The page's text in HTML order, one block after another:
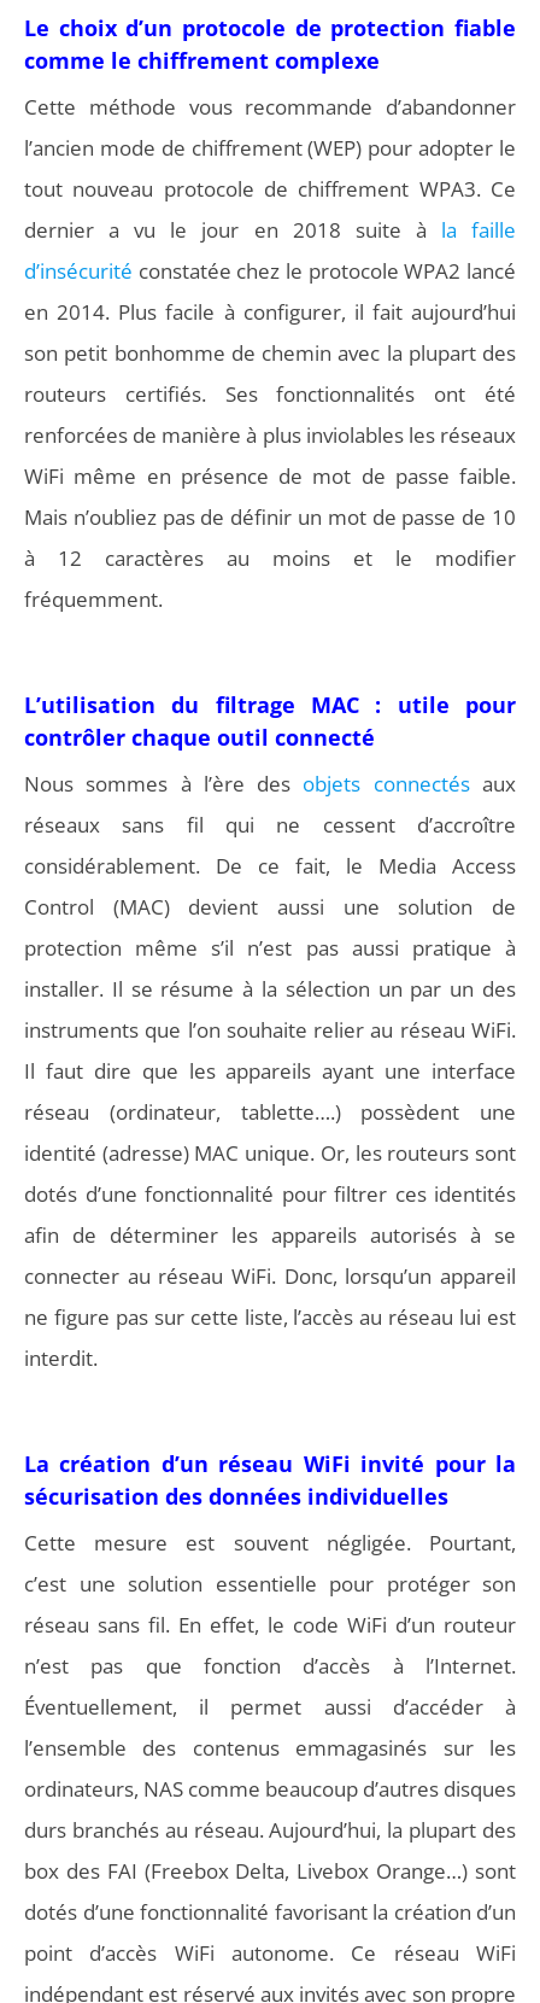
Le choix d’un protocole de protection fiable
comme le chiffrement complexe
Cette méthode vous recommande d’abandonner
l’ancien mode de chiffrement (WEP) pour adopter le
tout nouveau protocole de chiffrement WPA3. Ce
dernier a vu le jour en 2018 suite à la faille
d’insécurité constatée chez le protocole WPA2 lancé
en 2014. Plus facile à configurer, il fait aujourd’hui
son petit bonhomme de chemin avec la plupart des
routeurs certifiés. Ses fonctionnalités ont été
renforcées de manière à plus inviolables les réseaux
WiFi même en présence de mot de passe faible.
Mais n’oubliez pas de définir un mot de passe de 10
à 12 caractères au moins et le modifier
fréquemment.
L’utilisation du filtrage MAC : utile pour
contrôler chaque outil connecté
Nous sommes à l’ère des objets connectésaux
réseaux sans fil qui ne cessent d’accroître
considérablement. De ce fait, le Media Access
Control (MAC) devient aussi une solution de
protection même s’il n’est pas aussi pratique à
installer. Il se résume à la sélection un par un des
instruments que l’on souhaite relier au réseau WiFi.
Il faut dire que les appareils ayant une interface
réseau (ordinateur, tablette….) possèdent une
identité (adresse) MAC unique. Or, les routeurs sont
dotés d’une fonctionnalité pour filtrer ces identités
afin de déterminer les appareils autorisés à se
connecter au réseau WiFi. Donc, lorsqu’un appareil
ne figure pas sur cette liste, l’accès au réseau lui est
interdit.
La création d’un réseau WiFi invité pour la
sécurisation des données individuelles
Cette mesure est souvent négligée. Pourtant,
c’est une solution essentielle pour protéger son
réseau sans fil. En effet, le code WiFi d’un routeur
n’est pas que fonction d’accès à l’Internet.
Éventuellement, il permet aussi d’accéder à
l’ensemble des contenus emmagasinés sur les
ordinateurs, NAS comme beaucoup d’autres disques
durs branchés au réseau. Aujourd’hui, la plupart des
box des FAI (Freebox Delta, Livebox Orange…) sont
dotés d’une fonctionnalité favorisant la création d’un
point d’accès WiFi autonome. Ce réseau WiFi
indépendant est réservé aux invités avec son propre